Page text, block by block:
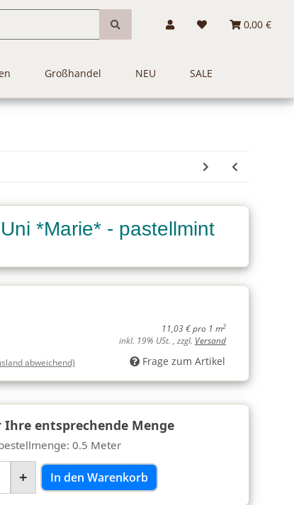
0,00 €
Großhandel NEU SALE
*Marie* - pastellmint
11,03 € pro 1 m2
inkl. 19% USt. , zzgl. Versand
abweichend) Frage zum Artikel
Ihre entsprechende Menge
0.5 Meter
+ In den Warenkorb